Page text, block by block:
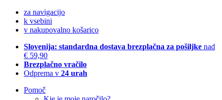
za navigacijo
k vsebini
v nakupovalno košarico
Slovenija: standardna dostava brezplačna za pošiljke nad
€ 59,90
Brezplačno vračilo
Odprema v 24 urah
Pomoč